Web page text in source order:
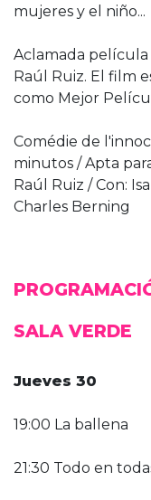
mujeres y el niño...
Aclamada
Raúl Ruiz. El film
como Mejor
Comédie de
minutos / Apta
Raúl Ruiz / Con:
Charles Berning
SALA VERDE
Jueves 30
19:00 La ballena
21:30 Todo en